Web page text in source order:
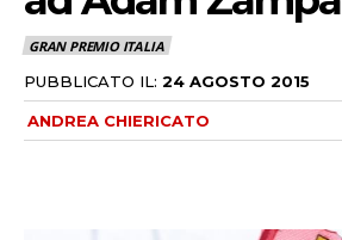
GRAN PREMIO ITALIA
PUBBLICATO IL: 24 AGOSTO 2015
ANDREA CHIERICATO